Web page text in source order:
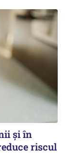
și în
riscul